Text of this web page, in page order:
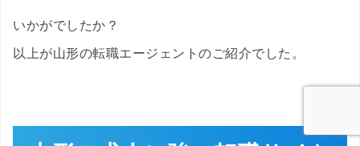
いかがでしたか？
以上が山形の転職エージェントのご紹介でした。